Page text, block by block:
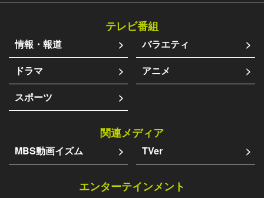
テレビ番組
情報・報道
バラエティ
ドラマ
アニメ
スポーツ
関連メディア
MBS動画イズム TVer
エンターテインメント